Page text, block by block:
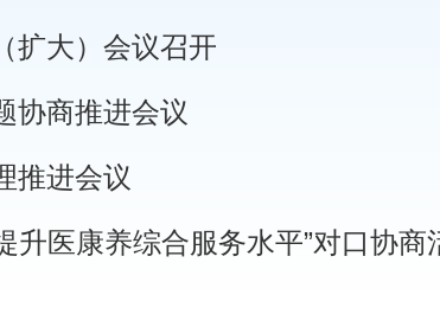
扩大）会议召开
协商推进会议
推进会议
升医康养综合服务水平”对口协商